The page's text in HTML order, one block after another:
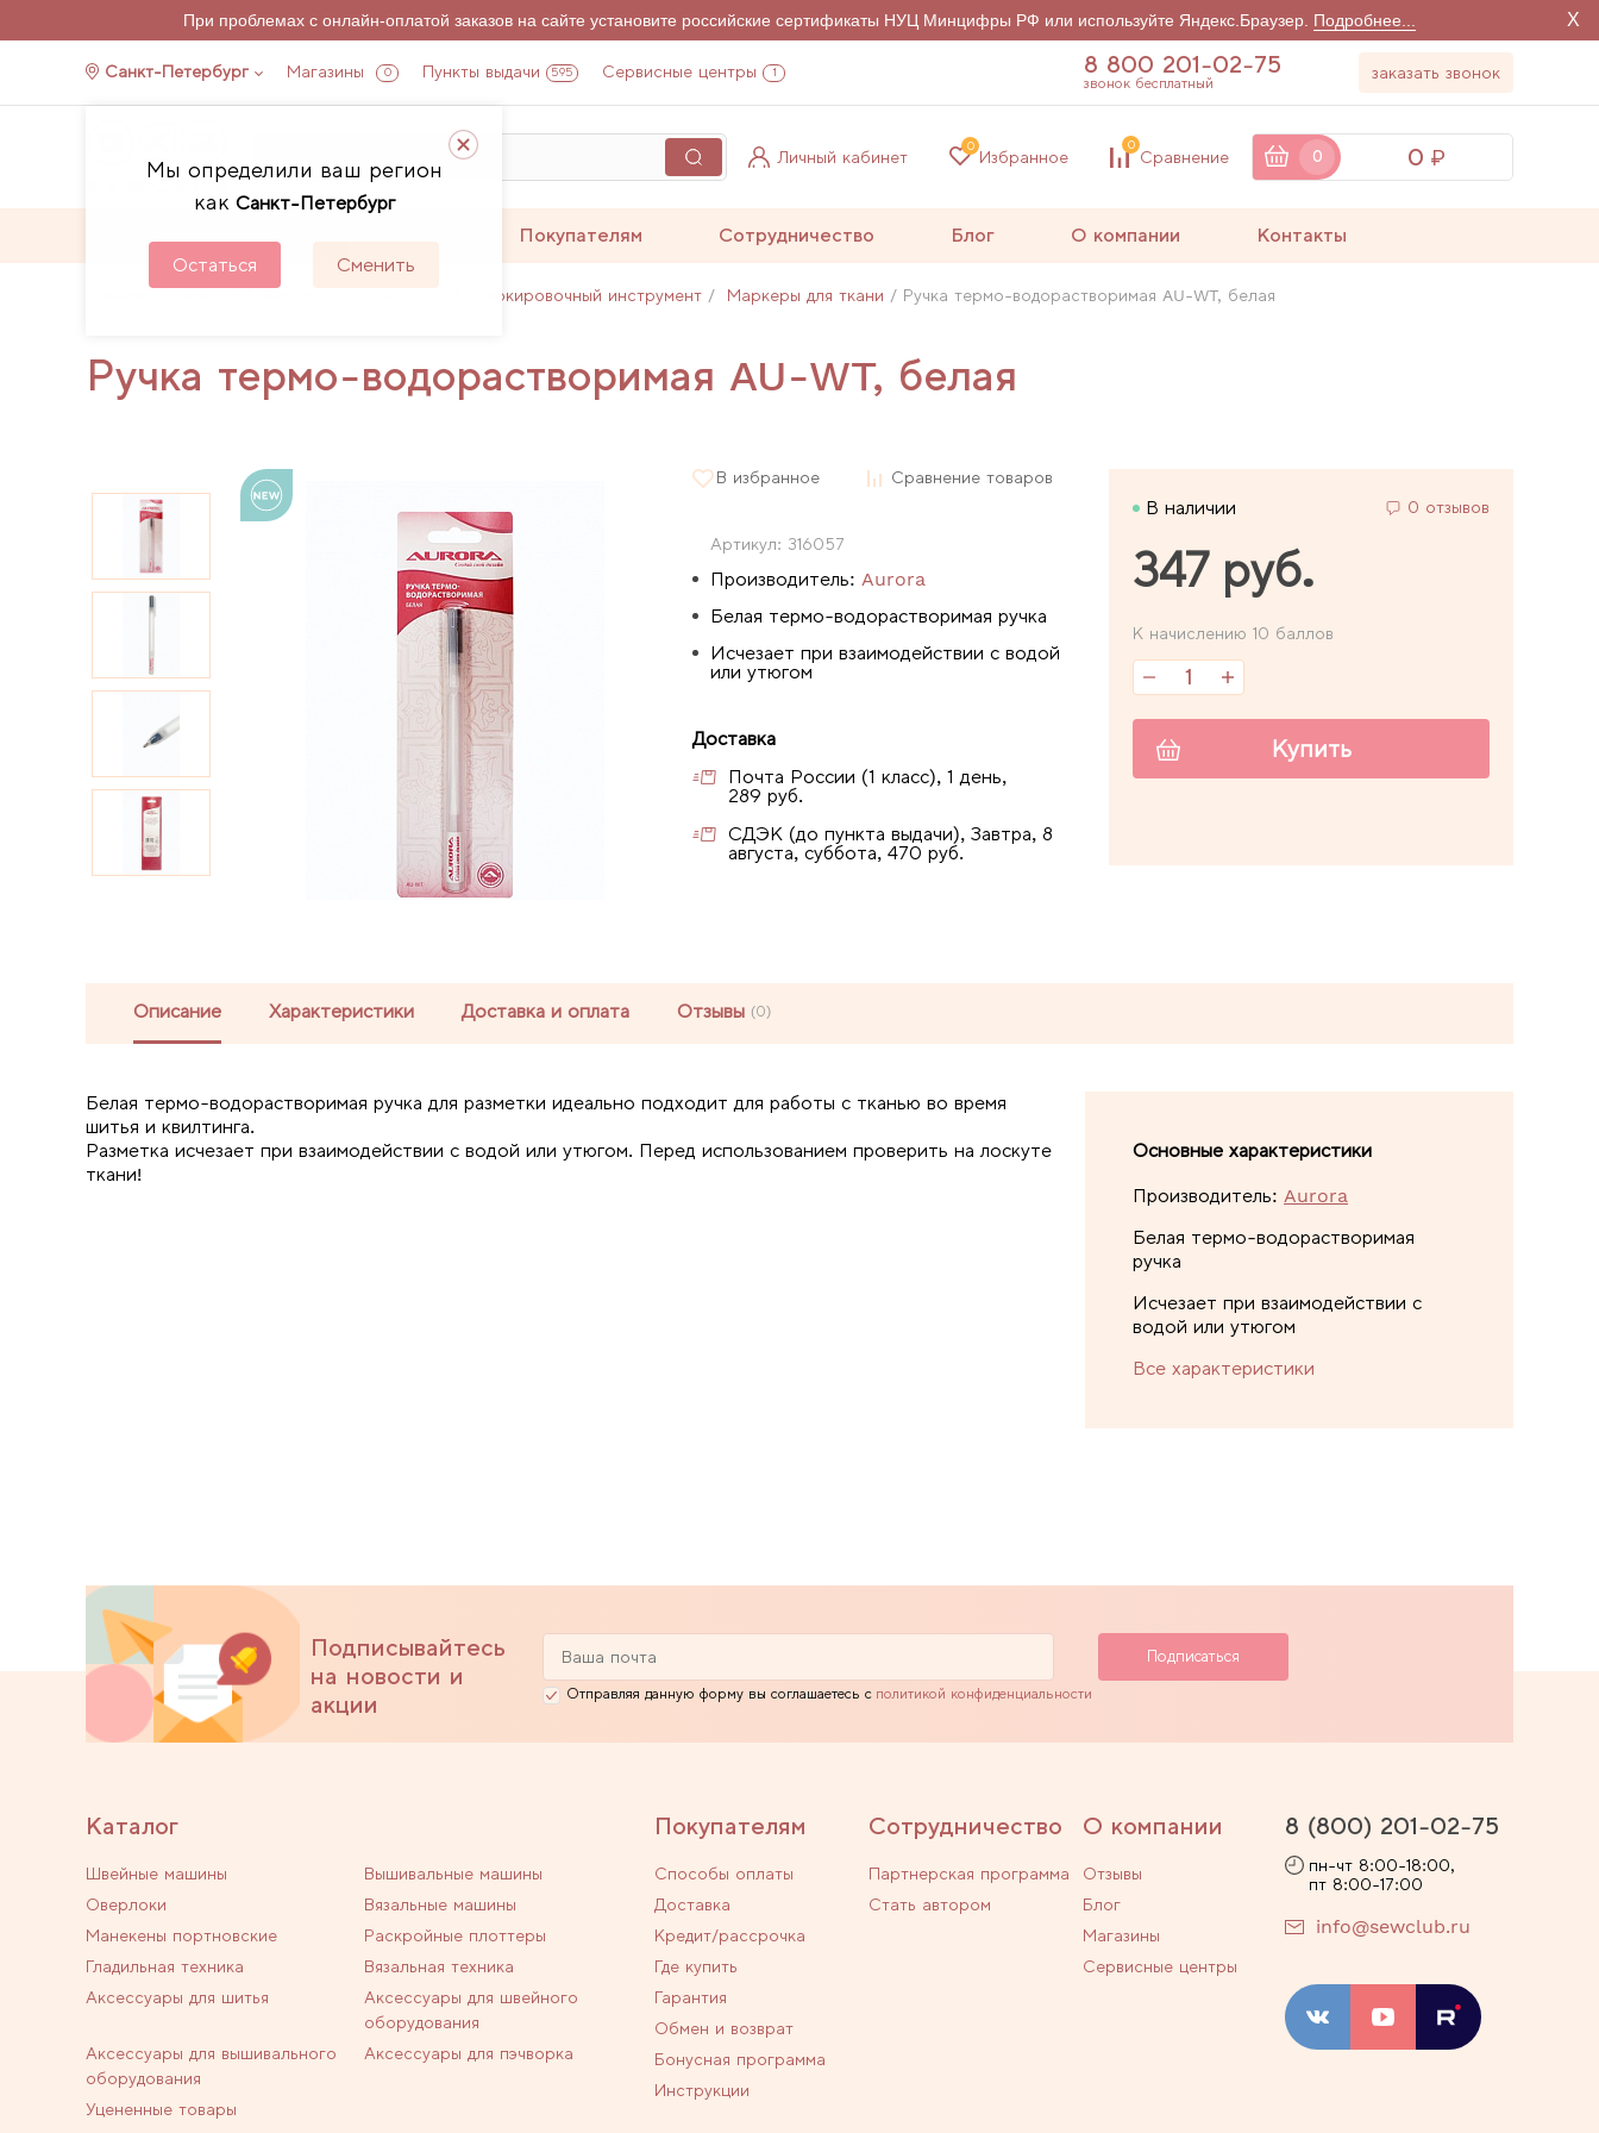
При проблемах с онлайн-оплатой заказов на сайте установите российские сертификаты НУЦ Минцифры РФ или используйте Яндекс.Браузер. Подробнее... X
Санкт-Петербург Магазины 0 Пункты выдачи 595 Сервисные центры 1
Мы определили ваш регион
как Санкт-Петербург
Остаться Сменить
8 800 201-02-75
звонок бесплатный
заказать звонок
Личный кабинет Избранное
0
Сравнение
0
0 0
Покупателям Сотрудничество Блог О компании Контакты
Каталог Аксессуары для шитья Маркировочный инструмент Маркеры для ткани Ручка термо-водорастворимая AU-WT, белая
Ручка термо-водорастворимая AU-WT, белая
В избранное Сравнение товаров
Артикул: 316057
Производитель: Aurora
Белая термо-водорастворимая ручка
Исчезает при взаимодействии с водой
или утюгом
Доставка
Почта России (1 класс), 1 день,
289 руб.
СДЭК (до пункта выдачи), Завтра, 8
августа, суббота, 470 руб.
В наличии 0 отзывов
347 руб.
К начислению 10 баллов
Купить
Описание Характеристики Доставка и оплата Отзывы (0)
Белая термо-водорастворимая ручка для разметки идеально подходит для работы с тканью во время
шитья и квилтинга.
Разметка исчезает при взаимодействии с водой или утюгом. Перед использованием проверить на лоскуте
ткани!
Основные характеристики
Производитель: Aurora
Белая термо-водорастворимая
ручка
Исчезает при взаимодействии с
водой или утюгом
Все характеристики
Подписывайтесь
на новости и
акции
Отправляя данную форму вы соглашаетесь с политикой конфиденциальности
Каталог
Швейные машины
Вышивальные машины
Оверлоки
Вязальные машины
Манекены портновские
Раскройные плоттеры
Гладильная техника
Вязальная техника
Аксессуары для шитья
Аксессуары для швейного
оборудования
Аксессуары для вышивального
оборудования
Аксессуары для пэчворка
Уцененные товары
Покупателям
Способы оплаты
Доставка
Кредит/рассрочка
Где купить
Гарантия
Обмен и возврат
Бонусная программа
Инструкции
Сотрудничество
Партнерская программа
Стать автором
О компании
Отзывы
Блог
Магазины
Сервисные центры
8 (800) 201-02-75
пн-чт 8:00-18:00,
пт 8:00-17:00
info@sewclub.ru